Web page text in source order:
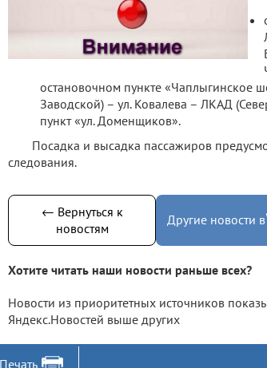
остановочном пункте «Чаплыгинское
Заводской) – ул. Ковалева – ЛКАД
пункт «ул. Доменщиков».
Посадка и высадка пассажиров
следования.
← Вернуться к
новостям
Другие новости в
Хотите читать наши новости раньше всех?
Новости из приоритетных источников
Яндекс.Новостей выше других
Печать